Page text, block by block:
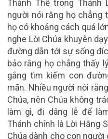
Thánh Thể trong Thánh
người nói rằng họ chẳng
họ có khoảng cách quá
nghe Lời Chúa khuyên
đường dẫn tới sự sống
bảo rằng họ chẳng thấy
gắng tìm kiếm con
mãn. Nhiều người nói
Chúa, nên Chúa không
làm gì, đi dâng lễ để
Thánh chính là Lời Hằng
Chúa dành cho con